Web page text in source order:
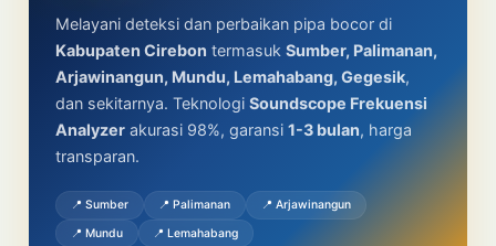
Melayani deteksi dan perbaikan pipa bocor di
Kabupaten Cirebon termasuk Sumber, Palimanan,
Arjawinangun, Mundu, Lemahabang, Gegesik,
dan sekitarnya. Teknologi Soundscope Frekuensi
Analyzer akurasi 98%, garansi 1-3 bulan, harga
transparan.
📍 Sumber 📍 Palimanan
📍 Arjawinangun
📍 Mundu
📍 Lemahabang